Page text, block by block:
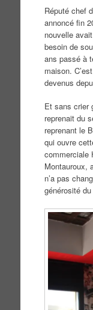
Réputé chef
annoncé fin
nouvelle
besoin de
ans passé à
maison.
devenus
Et sans crier
reprenait du
reprenant le
qui ouvre
commerciale
Montauroux,
n’a pas
générosité